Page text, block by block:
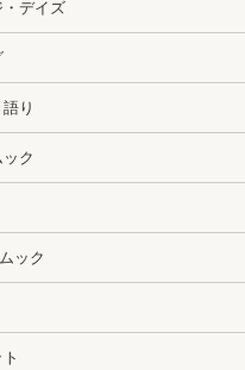
デイズ
り
ク
ック